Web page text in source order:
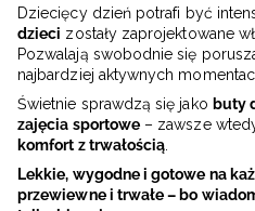
Dziecięcy dzień potrafi być
dzieci zostały zaprojektowane
Pozwalają swobodnie się
najbardziej aktywnych
Świetnie sprawdzą się jako buty
zajęcia sportowe – zawsze
komfort z trwałością.
Lekkie, wygodne i gotowe na
przewiewne i trwałe – bo